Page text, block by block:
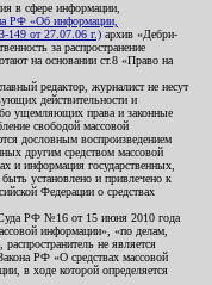
в сфере информации,
РФ «Об информации,
149 от 27.07.06 г.) архив «Дебри-
за распространение
на основании ст.8 «Право на
редактор, журналист не несут
действительности и
ущемляющих права и законные
свободой массовой
дословным воспроизведением
другим средством массовой
и информация государственных,
установлено и привлечено к
Федерации о средствах
РФ №16 от 15 июня 2010 года
информации», «по делам,
не является
РФ «О средствах массовой
в ходе которой определяется